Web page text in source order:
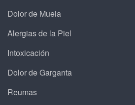
Dolor de Muela
Alergias de la Piel
Intoxicación
Dolor de Garganta
Reumas